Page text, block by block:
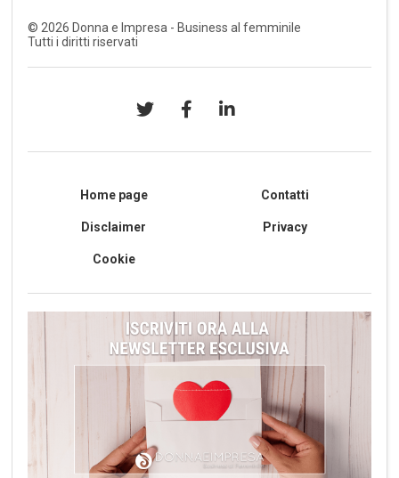
© 2026 Donna e Impresa - Business al femminile
Tutti i diritti riservati
Home page Contatti
Disclaimer Privacy
Cookie